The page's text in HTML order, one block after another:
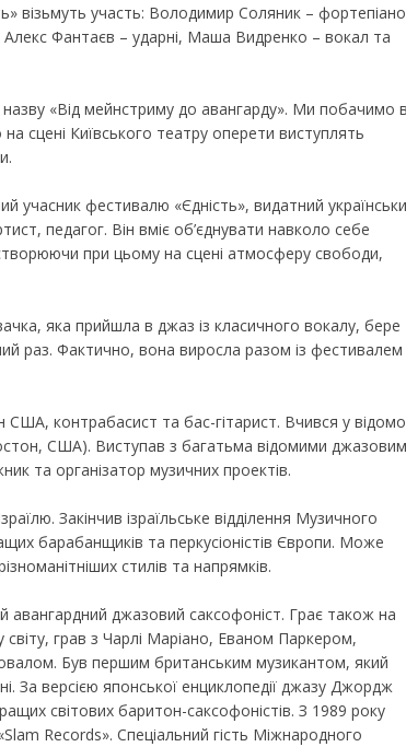
візьмуть участь: Володимир Соляник –
Фантаєв – ударні, Маша Видренко – вокал та
назву «Від мейнстриму до авангарду». Ми побачимо
сцені Київського театру оперети виступлять
учасник фестивалю «Єдність», видатний
педагог. Він вміє об’єднувати навколо себе
при цьому на сцені атмосферу свободи,
яка прийшла в джаз із класичного вокалу, бере
раз. Фактично, вона виросла разом із фестивалем
США, контрабасист та бас-гітарист. Вчився у
США). Виступав з багатьма відомими
та організатор музичних проектів.
Закінчив ізраїльське відділення Музичного
барабанщиків та перкусіоністів Європи. Може
стилів та напрямків.
джазовий саксофоніст. Грає також на
грав з Чарлі Маріано, Еваном Паркером,
Був першим британським музикантом, який
За версією японської енциклопедії джазу Джордж
світових баритон-саксофоністів. З 1989 року
Records». Спеціальний гість Міжнародного